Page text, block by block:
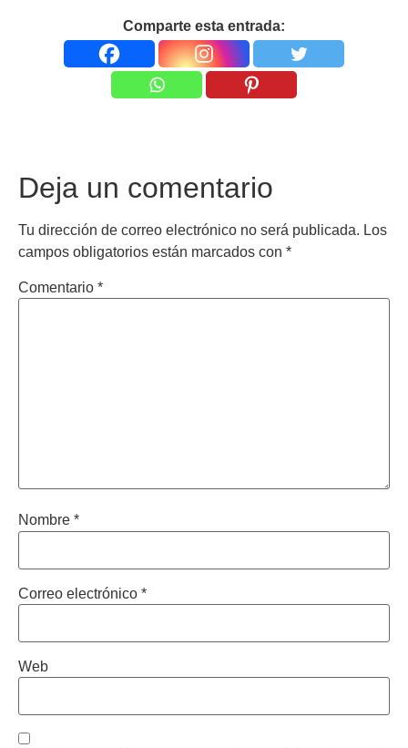
Comparte esta entrada:
Deja un comentario
Tu dirección de correo electrónico no será publicada. Los
campos obligatorios están marcados con *
Comentario *
Nombre *
Correo electrónico *
Web